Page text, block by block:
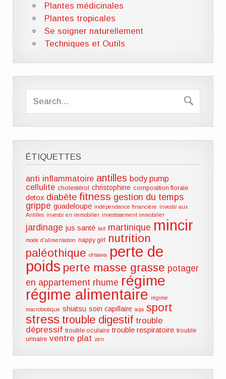
Plantes médicinales
Plantes tropicales
Se soigner naturellement
Techniques et Outils
ÉTIQUETTES
anti inflammatoire antilles body pump
cellulite cholestérol christophine composition florale
detox diabète fitness gestion du temps
grippe guadeloupe indépendance financière investir aux
Antilles investir en immobilier investissement immobilier
jardinage jus santé lait martinique mincir
mode d'alimentation nappy girl
nutrition
paléothique ohsawa
perte de
poids perte masse grasse potager
en appartement rhume régime
régime alimentaire régime
macrobiotique shiatsu soin capillaire soja sport
stress trouble digestif trouble
dépressif trouble oculaire trouble respiratoire trouble
urinaire ventre plat zen